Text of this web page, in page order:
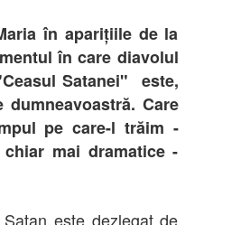
în aparițiile de la
în care diavolul
Satanei" este,
Care
pe care-l trăim -
mai dramatice -
este dezlegat de